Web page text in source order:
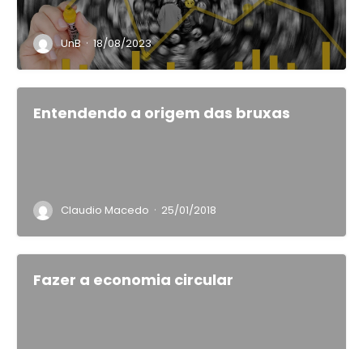
UnB · 18/08/2023
Entendendo a origem das bruxas
Claudio Macedo · 25/01/2018
Fazer a economia circular